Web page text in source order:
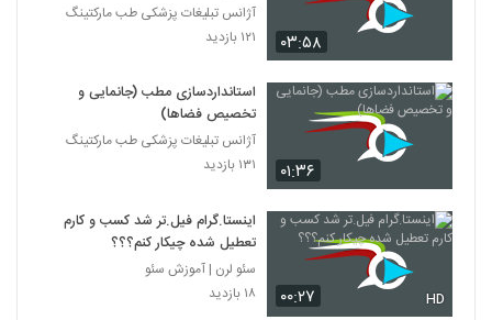
۰۳:۵۸
آژانس تبلیغات پزشکی طب مارکتینگ
۱۲۱ بازدید
۰۱:۳۶
استانداردسازی مطب (جانمایی و
تخصیص فضاها)
آژانس تبلیغات پزشکی طب مارکتینگ
۱۳۱ بازدید
۰۰:۲۷ HD
اینستا.گرام فیل.تر شد کسب و کارم
تعطیل شده چیکار کنم؟؟؟
سئو لرن | آموزش سئو
۱۸ بازدید